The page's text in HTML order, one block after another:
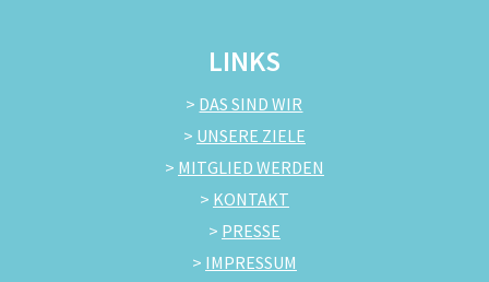
LINKS
> DAS SIND WIR
> UNSERE ZIELE
> MITGLIED WERDEN
> KONTAKT
> PRESSE
> IMPRESSUM